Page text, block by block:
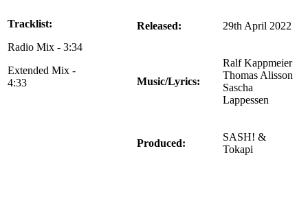
Tracklist:
Radio Mix - 3:34
Extended Mix -
4:33
Released: 29th April 2022
Music/Lyrics:
Ralf Kappmeier
Thomas Alisson
Sascha
Lappessen
Produced:
SASH! &
Tokapi